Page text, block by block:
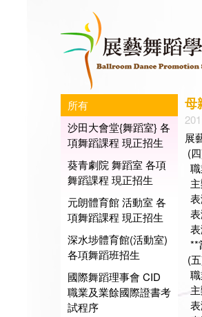
所有
沙田大會堂{舞蹈室} 各
項舞蹈課程 現正招生
葵青劇院 舞蹈室 各項
舞蹈課程 現正招生
元朗體育館 活動室 各
項舞蹈課程 現正招生
深水埗體育館(活動室)
各項舞蹈班招生
國際舞蹈理事會 CID
職業及業餘國際證書考
試程序
母
展
(
**
(